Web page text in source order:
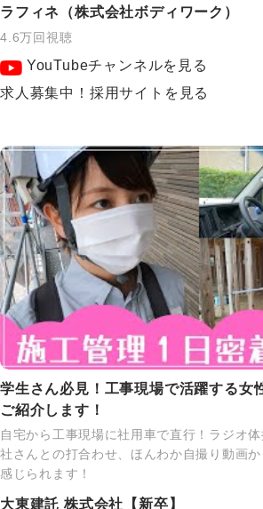
ラフィネ（株式会社ボディワーク）
4.6万回視聴
YouTubeチャンネルを見る
求人募集中！採用サイトを見る
学生さん必見！工事現場で活躍する女
ご紹介します！
自宅から工事現場に社用車で直行！ラジオ
社さんとの打合わせ、ほんわか自撮り動画
感じられます！
大東建託 株式会社【新卒】